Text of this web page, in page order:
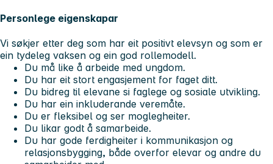
Personlege eigenskapar
Vi søkjer etter deg som har eit positivt elevsyn og som er
ein tydeleg vaksen og ein god rollemodell.
Du må like å arbeide med ungdom.
Du har eit stort engasjement for faget ditt.
Du bidreg til elevane si faglege og sosiale utvikling.
Du har ein inkluderande veremåte.
Du er fleksibel og ser moglegheiter.
Du likar godt å samarbeide.
Du har gode ferdigheiter i kommunikasjon og
relasjonsbygging, både overfor elevar og andre du